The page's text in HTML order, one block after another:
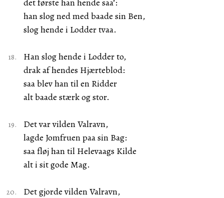
det første han hende saa’:
han slog ned med baade sin Ben,
slog hende i Lodder tvaa.
Han slog hende i Lodder to,
drak af hendes Hjærteblod:
saa blev han til en Ridder
alt baade stærk og stor.
Det var vilden Valravn,
lagde Jomfruen paa sin Bag:
saa fløj han til Helevaags Kilde
alt i sit gode Mag.
Det gjorde vilden Valravn,